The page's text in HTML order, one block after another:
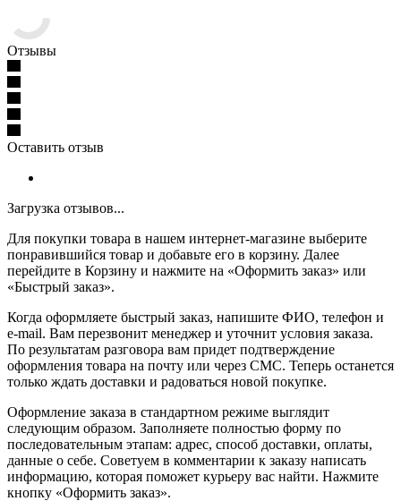
Отзывы
Оставить отзыв
Загрузка отзывов...
Для покупки товара в нашем интернет-магазине выберите
понравившийся товар и добавьте его в корзину. Далее
перейдите в Корзину и нажмите на «Оформить заказ» или
«Быстрый заказ».
Когда оформляете быстрый заказ, напишите ФИО, телефон и
e-mail. Вам перезвонит менеджер и уточнит условия заказа.
По результатам разговора вам придет подтверждение
оформления товара на почту или через СМС. Теперь останется
только ждать доставки и радоваться новой покупке.
Оформление заказа в стандартном режиме выглядит
следующим образом. Заполняете полностью форму по
последовательным этапам: адрес, способ доставки, оплаты,
данные о себе. Советуем в комментарии к заказу написать
информацию, которая поможет курьеру вас найти. Нажмите
кнопку «Оформить заказ».